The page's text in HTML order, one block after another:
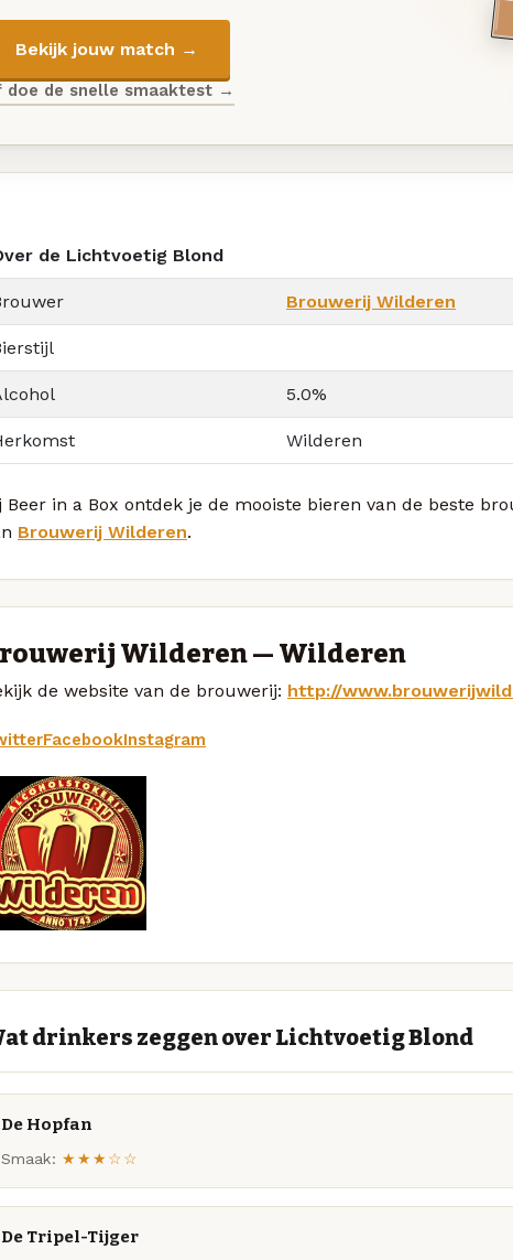
Bekijk jouw match →
doe de snelle smaaktest →
de Lichtvoetig Blond
Brouwerij Wilderen
5.0%
Wilderen
Beer in a Box ontdek je de mooiste bieren van de beste
Brouwerij Wilderen.
Wilderen — Wilderen
de website van de brouwerij: http://
FacebookInstagram
drinkers zeggen over Lichtvoetig Blond
De Hopfan
Smaak: ★★★☆☆
De Tripel-Tijger